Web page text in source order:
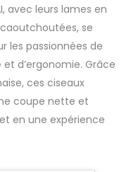
avec leurs lames en
se
les passionnées de
d’ergonomie. Grâce
ces ciseaux
coupe nette et
en une expérience